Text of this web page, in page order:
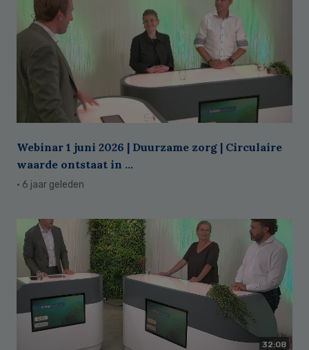
Webinar 1 juni 2026 | Duurzame zorg | Circulaire
waarde ontstaat in ...
· 6 jaar geleden
32:08